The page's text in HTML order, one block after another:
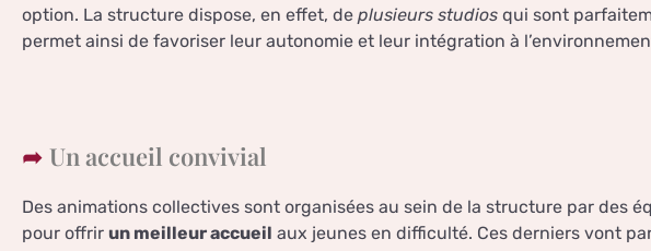
option. La structure dispose, en effet, de plusieurs studios qui sont
permet ainsi de favoriser leur autonomie et leur intégration à
Un accueil convivial
Des animations collectives sont organisées au sein de la structure par des
pour offrir un meilleur accueil aux jeunes en difficulté. Ces derniers vont